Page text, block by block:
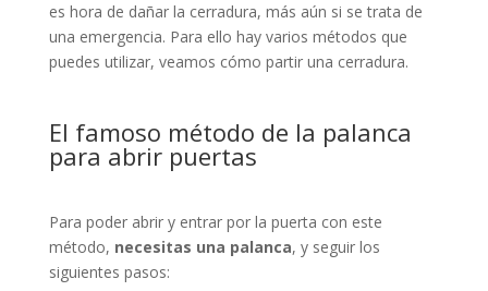
es hora de dañar la cerradura, más aún si se trata de
una emergencia. Para ello hay varios métodos que
puedes utilizar, veamos cómo partir una cerradura.
El famoso método de la palanca
para abrir puertas
Para poder abrir y entrar por la puerta con este
método, necesitas una palanca, y seguir los
siguientes pasos: